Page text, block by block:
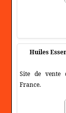
Huiles
Site de vente
France.